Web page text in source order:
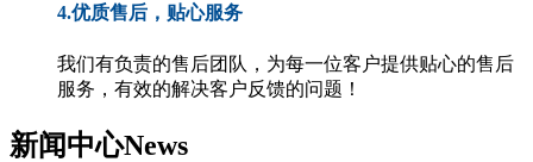
4.优质售后，贴心服务
我们有负责的售后团队，为每一位客户提供贴心的售后
服务，有效的解决客户反馈的问题！
新闻中心News